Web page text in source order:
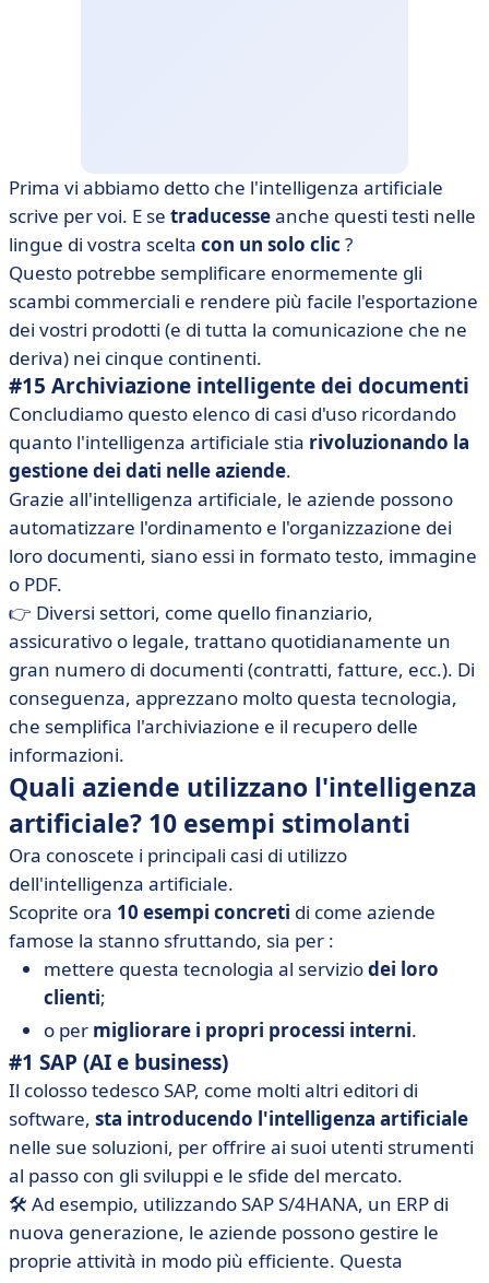
Prima vi abbiamo detto che l'intelligenza artificiale
scrive per voi. E se traducesseanche questi testi nelle
lingue di vostra scelta con un solo clic ?
Questo potrebbe semplificare enormemente gli
scambi commerciali e rendere più facile l'esportazione
dei vostri prodotti (e di tutta la comunicazione che ne
deriva) nei cinque continenti.
#15 Archiviazione intelligente dei documenti
Concludiamo questo elenco di casi d'uso ricordando
quanto l'intelligenza artificiale stia rivoluzionando la
gestione dei dati nelle aziende.
Grazie all'intelligenza artificiale, le aziende possono
automatizzare l'ordinamento e l'organizzazione dei
loro documenti, siano essi in formato testo, immagine
o PDF.
👉 Diversi settori, come quello finanziario,
assicurativo o legale, trattano quotidianamente un
gran numero di documenti (contratti, fatture, ecc.). Di
conseguenza, apprezzano molto questa tecnologia,
che semplifica l'archiviazione e il recupero delle
informazioni.
Quali aziende utilizzano l'intelligenza
artificiale? 10 esempi stimolanti
Ora conoscete i principali casi di utilizzo
dell'intelligenza artificiale.
Scoprite ora 10 esempi concreti di come aziende
famose la stanno sfruttando, sia per :
mettere questa tecnologia al serviziodei loro
clienti;
o per migliorare i propri processi interni.
#1 SAP (AI e business)
Il colosso tedesco SAP, come molti altri editori di
software, sta introducendo l'intelligenza artificiale
nelle sue soluzioni, per offrire ai suoi utenti strumenti
al passo con gli sviluppi e le sfide del mercato.
🛠️ Ad esempio, utilizzando SAP S/4HANA, un ERP di
nuova generazione, le aziende possono gestire le
proprie attività in modo più efficiente. Questa